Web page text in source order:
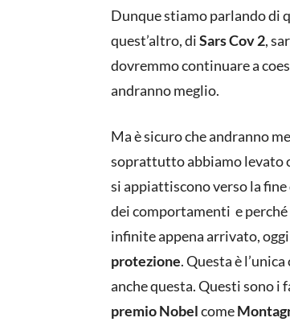
Dunque stiamo parlando di
quest’altro, diSars Cov 2,
dovremmo continuare a
andranno meglio.
Ma è sicuro che andranno
soprattutto abbiamo levato
si appiattiscono verso la
dei comportamenti e perché
infinite appena arrivato,
protezione. Questa è
anche questa. Questi sono i
premio Nobelcome